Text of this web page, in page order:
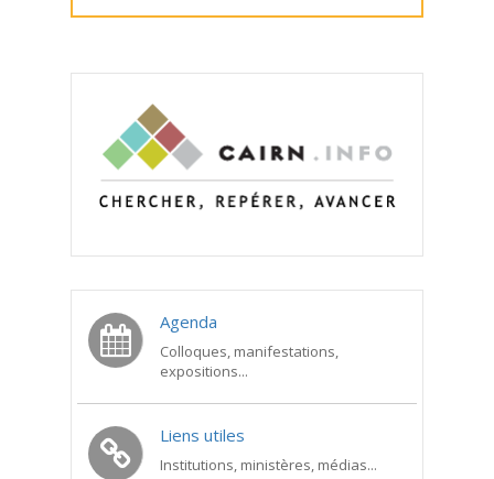
Agenda
Colloques, manifestations,
expositions...
Liens utiles
Institutions, ministères, médias...